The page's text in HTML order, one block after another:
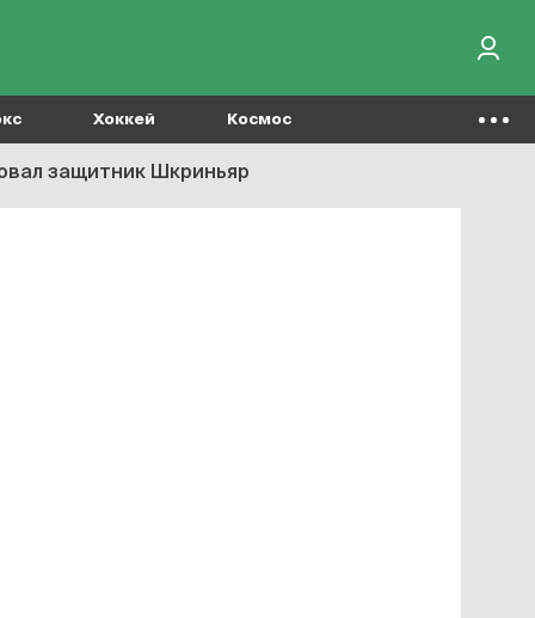
Хоккей Космос
защитник Шкриньяр